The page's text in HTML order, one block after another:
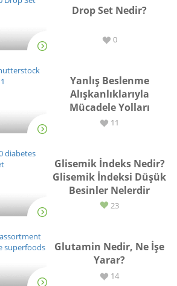
Drop Set Nedir?
0
Yanlış Beslenme
Alışkanlıklarıyla
Mücadele Yolları
11
Glisemik İndeks Nedir?
Glisemik İndeksi Düşük
Besinler Nelerdir
23
Glutamin Nedir, Ne İşe
Yarar?
14